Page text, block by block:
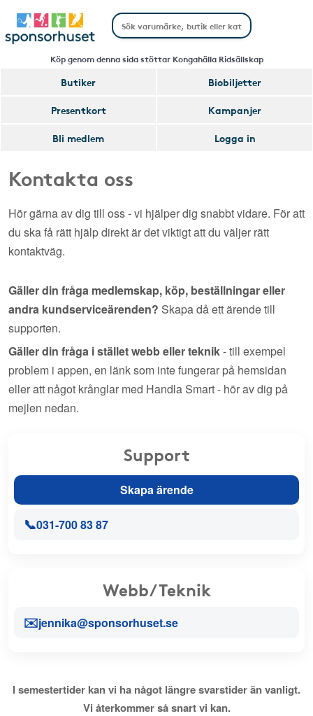
Köp genom denna sida stöttar Kongahälla Ridsällskap
Butiker
Biobiljetter
Presentkort
Kampanjer
Bli medlem
Logga in
Kontakta oss
Hör gärna av dig till oss - vi hjälper dig snabbt vidare. För att
du ska få rätt hjälp direkt är det viktigt att du väljer rätt
kontaktväg.
Gäller din fråga medlemskap, köp, beställningar eller
andra kundserviceärenden? Skapa då ett ärende till
supporten.
Gäller din fråga i stället webb eller teknik- till exempel
problem i appen, en länk som inte fungerar på hemsidan
eller att något krånglar med Handla Smart - hör av dig på
mejlen nedan.
Support
Skapa ärende
📞031-700 83 87
Webb/Teknik
✉️jennika@sponsorhuset.se
I semestertider kan vi ha något längre svarstider än vanligt.
Vi återkommer så snart vi kan.